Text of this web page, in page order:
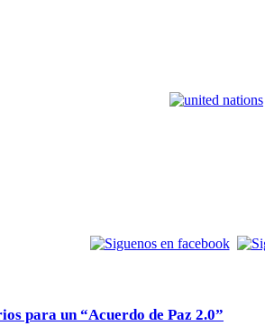
para un “Acuerdo de Paz 2.0”